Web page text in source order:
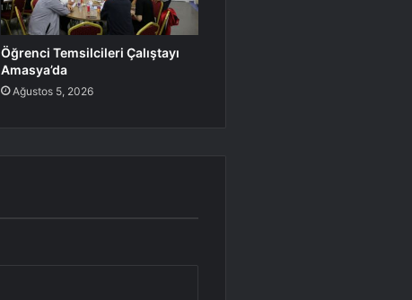
Öğrenci Temsilcileri Çalıştayı
Amasya’da
Ağustos 5, 2026